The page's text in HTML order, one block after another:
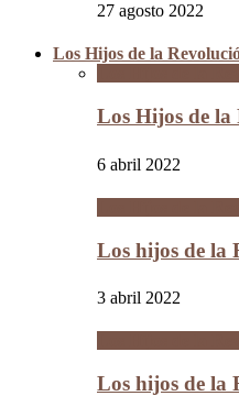
27 agosto 2022
Los Hijos de la
Los Hijos de
6 abril 2022
Los hijos de la
3 abril 2022
Los hijos de la